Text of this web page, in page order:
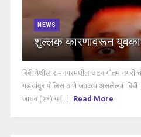
NEWS
शुल्लक कारणावरून
बिबी येथील रामनगरमधील घटनागौतम नगरी
गडचांदूर पोलिस ठाणे जवळच असलेल्या बिबी
जाधव (२१) य [...]
Read More